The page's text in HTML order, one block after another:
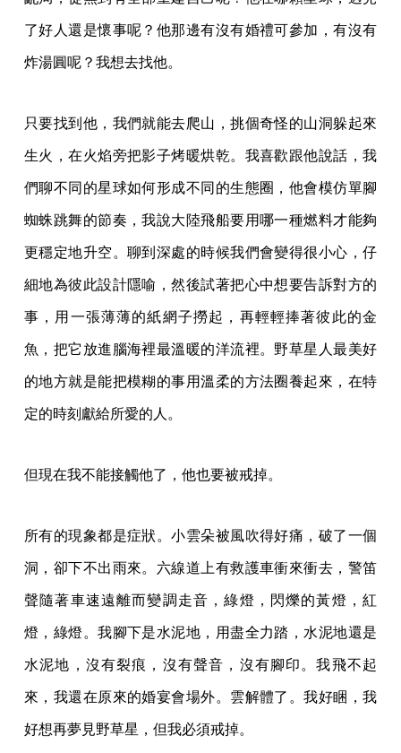
了好人還是懷事呢？他那邊有沒有婚禮可參加，有沒有
炸湯圓呢？我想去找他。
只要找到他，我們就能去爬山，挑個奇怪的山洞躲起來
生火，在火焰旁把影子烤暖烘乾。我喜歡跟他說話，我
們聊不同的星球如何形成不同的生態圈，他會模仿單腳
蜘蛛跳舞的節奏，我說大陸飛船要用哪一種燃料才能夠
更穩定地升空。聊到深處的時候我們會變得很小心，仔
細地為彼此設計隱喻，然後試著把心中想要告訴對方的
事，用一張薄薄的紙網子撈起，再輕輕捧著彼此的金
魚，把它放進腦海裡最溫暖的洋流裡。野草星人最美好
的地方就是能把模糊的事用溫柔的方法圈養起來，在特
定的時刻獻給所愛的人。
但現在我不能接觸他了，他也要被戒掉。
所有的現象都是症狀。小雲朵被風吹得好痛，破了一個
洞，卻下不出雨來。六線道上有救護車衝來衝去，警笛
聲隨著車速遠離而變調走音，綠燈，閃爍的黃燈，紅
燈，綠燈。我腳下是水泥地，用盡全力踏，水泥地還是
水泥地，沒有裂痕，沒有聲音，沒有腳印。我飛不起
來，我還在原來的婚宴會場外。雲解體了。我好睏，我
好想再夢見野草星，但我必須戒掉。